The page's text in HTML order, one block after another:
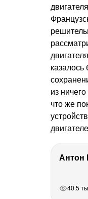
из
что же
40.5